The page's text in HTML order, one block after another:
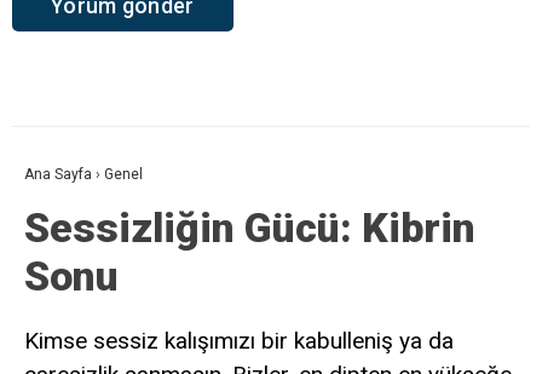
Ana Sayfa › Genel
Sessizliğin Gücü: Kibrin
Sonu
Kimse sessiz kalışımızı bir kabulleniş ya da